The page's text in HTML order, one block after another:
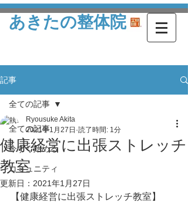
あきたの整体院
記事
全ての記事
今すぐ始める
コミュニティ
全ての記事
健康経営に出張ストレッチ
教室
Ryousuke Akita
2021年1月27日 読了時間: 1分
更新日： 2021年1月27日
【健康経営に出張ストレッチ教室】